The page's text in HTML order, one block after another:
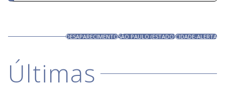
DESAPARECIMENTOSÃO PAULO (ESTADO)CIDADE-ALERTA
Últimas